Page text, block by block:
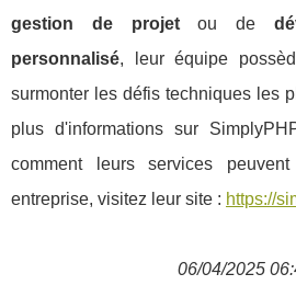
gestion de projetou de
personnalisé, leur équipe
surmonter les défis techniques les
plus d'informations sur
comment leurs services
entreprise, visitez leur site : https://
06/04/2025